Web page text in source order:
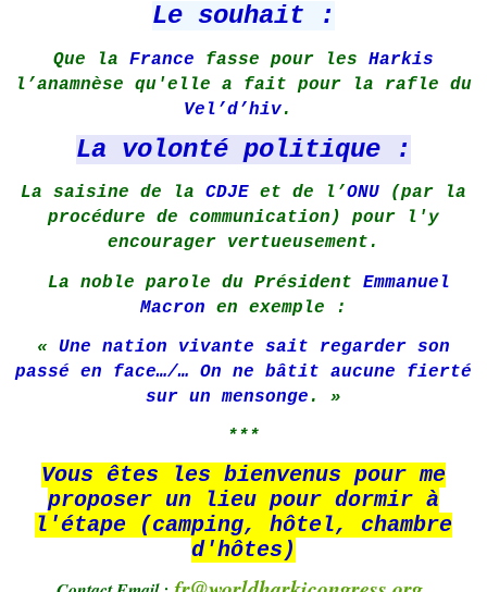
Le souhait :
Que la France fasse pour les Harkis
l’anamnèse qu'elle a fait pour la rafle du
Vel’d’hiv.
La volonté politique :
La saisine de la CDJE et de l’ONU
(par la
procédure de communication) pour l'y
encourager vertueusement.
La noble parole du Président Emmanuel
Macron en exemple :
« Une nation vivante sait regarder son
passé en face…/… On ne bâtit aucune fierté
sur un mensonge . »
***
Vous êtes les bienvenus pour me
proposer un lieu pour dormir à
l'étape (camping, hôtel, chambre
d'hôtes)